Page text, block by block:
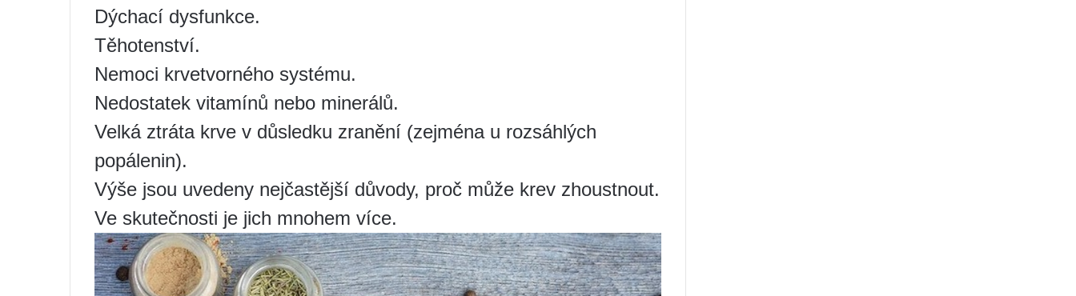
Dýchací dysfunkce.
Těhotenství.
Nemoci krvetvorného systému.
Nedostatek vitamínů nebo minerálů.
Velká ztráta krve v důsledku zranění (zejména u rozsáhlých
popálenin).
Výše jsou uvedeny nejčastější důvody, proč může krev zhoustnout.
Ve skutečnosti je jich mnohem více.